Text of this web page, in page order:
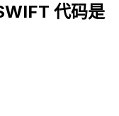
代码是